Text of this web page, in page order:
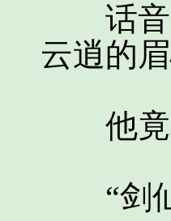
话音
云逍的眉
他竟
“剑仙